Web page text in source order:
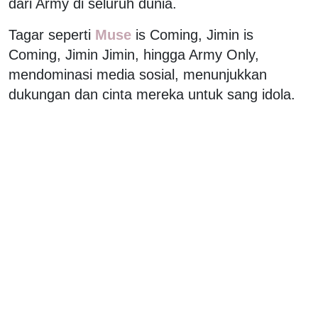
dari Army di seluruh dunia.
Tagar seperti Muse is Coming, Jimin is
Coming, Jimin Jimin, hingga Army Only,
mendominasi media sosial, menunjukkan
dukungan dan cinta mereka untuk sang idola.